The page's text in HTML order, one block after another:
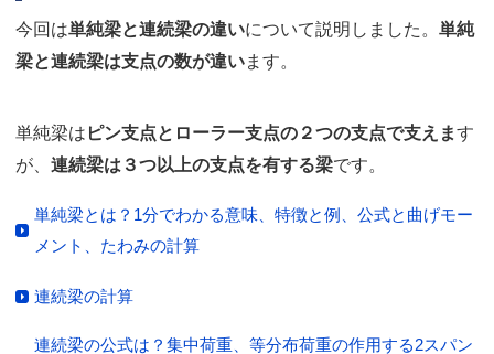
今回は単純梁と連続梁の違いについて説明しました。 単純
梁と連続梁は支点の数が違います。
単純梁は ピン支点とローラー支点の２つの支点で支えます
が、 連続梁は３つ以上の支点を有する梁です。
単純梁とは？1分でわかる意味、特徴と例、公式と曲げモー
メント、たわみの計算
連続梁の計算
連続梁の公式は？集中荷重、等分布荷重の作用する2スパン